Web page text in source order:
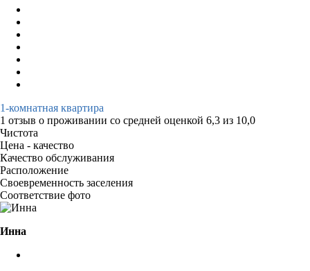
1-комнатная квартира
1 отзыв о проживании со средней оценкой 6,3 из 10,0
Чистота
Цена - качество
Качество обслуживания
Расположение
Своевременность заселения
Соответствие фото
Инна